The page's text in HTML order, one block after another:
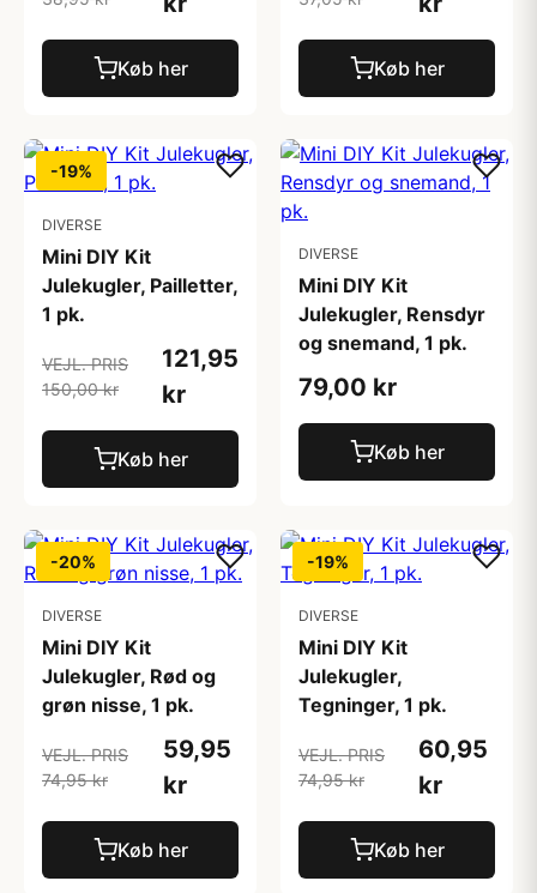
Køb her Køb her
-19%
DIVERSE
Mini DIY Kit
Julekugler, Pailletter,
1 pk.
VEJL. PRIS
150,00 kr
121,95
kr
Køb her
DIVERSE
Mini DIY Kit
Julekugler, Rensdyr
og snemand, 1 pk.
79,00 kr
Køb her
-20%
DIVERSE
Mini DIY Kit
Julekugler, Rød og
grøn nisse, 1 pk.
VEJL. PRIS
74,95 kr
59,95
kr
Køb her
-19%
DIVERSE
Mini DIY Kit
Julekugler,
Tegninger, 1 pk.
VEJL. PRIS
74,95 kr
60,95
kr
Køb her